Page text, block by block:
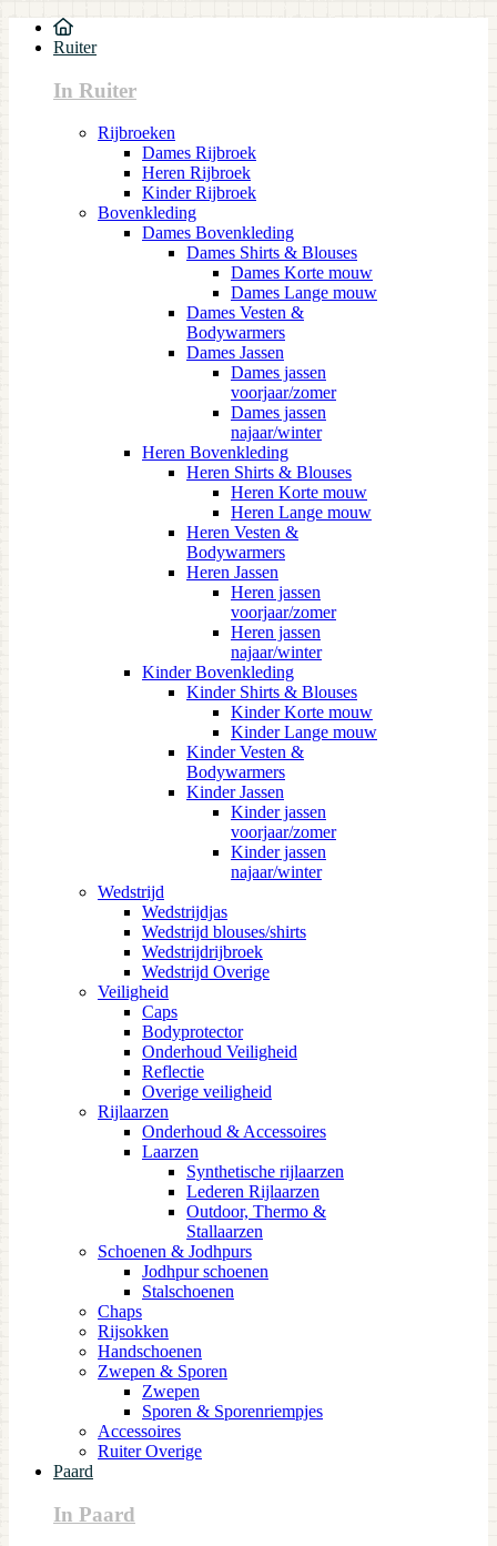
Ruiter
In Ruiter
Rijbroeken
Dames Rijbroek
Heren Rijbroek
Kinder Rijbroek
Bovenkleding
Dames Bovenkleding
Dames Shirts & Blouses
Dames Korte mouw
Dames Lange mouw
Dames Vesten &
Bodywarmers
Dames Jassen
Dames jassen
voorjaar/zomer
Dames jassen
najaar/winter
Heren Bovenkleding
Heren Shirts & Blouses
Heren Korte mouw
Heren Lange mouw
Heren Vesten &
Bodywarmers
Heren Jassen
Heren jassen
voorjaar/zomer
Heren jassen
najaar/winter
Kinder Bovenkleding
Kinder Shirts & Blouses
Kinder Korte mouw
Kinder Lange mouw
Kinder Vesten &
Bodywarmers
Kinder Jassen
Kinder jassen
voorjaar/zomer
Kinder jassen
najaar/winter
Wedstrijd
Wedstrijdjas
Wedstrijd blouses/shirts
Wedstrijdrijbroek
Wedstrijd Overige
Veiligheid
Caps
Bodyprotector
Onderhoud Veiligheid
Reflectie
Overige veiligheid
Rijlaarzen
Onderhoud & Accessoires
Laarzen
Synthetische rijlaarzen
Lederen Rijlaarzen
Outdoor, Thermo &
Stallaarzen
Schoenen & Jodhpurs
Jodhpur schoenen
Stalschoenen
Chaps
Rijsokken
Handschoenen
Zwepen & Sporen
Zwepen
Sporen & Sporenriempjes
Accessoires
Ruiter Overige
Paard
In Paard